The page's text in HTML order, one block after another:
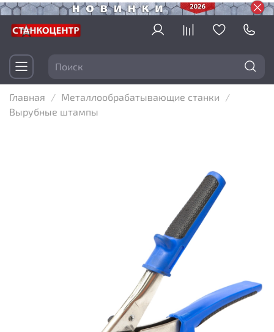
Главная
Металлообрабатывающие станки
Вырубные штампы